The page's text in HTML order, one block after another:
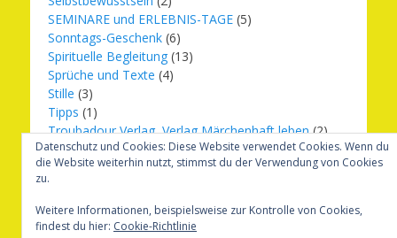
SEMINARE und ERLEBNIS-TAGE (5)
Sonntags-Geschenk (6)
Spirituelle Begleitung (13)
Sprüche und Texte (4)
Stille (3)
Tipps (1)
Troubadour Verlag, Verlag Märchenhaft leben(2)
Übungen (1)
Urbilder(20)
Verlag Märchenhaft leben
Weihnachten(16)
Datenschutz und Cookies: Diese Website verwendet Cookies. Wenn du
die Website weiterhin nutzt, stimmst du der Verwendung von Cookies
zu.
Weitere Informationen, beispielsweise zur Kontrolle von Cookies,
findest du hier: Cookie-Richtlinie